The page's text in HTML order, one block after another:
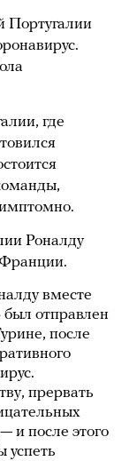
Португалии
где
Роналду
вместе
отправлен
после
прервать
и после этого
успеть